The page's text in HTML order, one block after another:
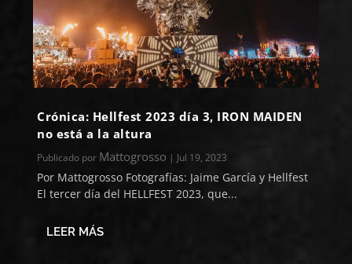
Crónica: Hellfest 2023 día 3, IRON MAIDEN
no está a la altura
Publicado por Mattogrosso | Jul 19, 2023
Por Mattogrosso Fotografías: Jaime García y Hellfest
El tercer día del HELLFEST 2023, que...
LEER MÁS